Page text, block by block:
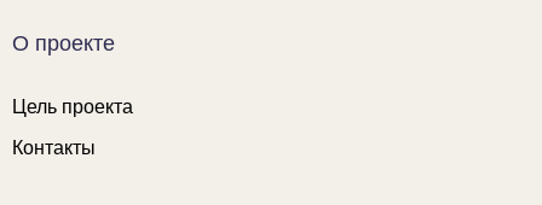
О проекте
Цель проекта
Контакты